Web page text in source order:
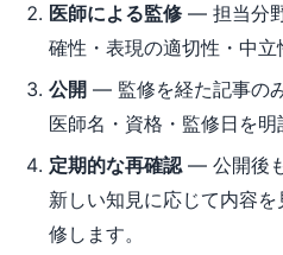
医師による監修— 担当分
確性・表現の適切性・中立
公開 — 監修を経た記事の
医師名・資格・監修日を明
定期的な再確認— 公開後
新しい知見に応じて内容
修します。